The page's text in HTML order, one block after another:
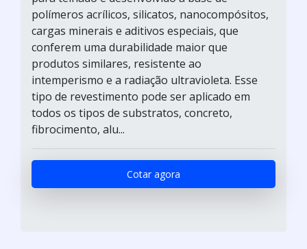
polímeros acrílicos, silicatos, nanocompósitos,
cargas minerais e aditivos especiais, que
conferem uma durabilidade maior que
produtos similares, resistente ao
intemperismo e a radiação ultravioleta. Esse
tipo de revestimento pode ser aplicado em
todos os tipos de substratos, concreto,
fibrocimento, alu...
Cotar agora